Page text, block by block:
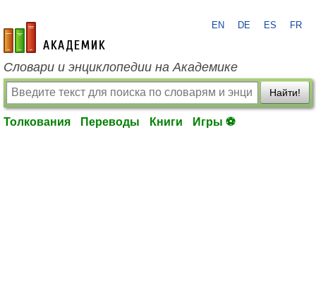
academic.ru
EN DE ES FR
Словари и энциклопедии на Академике
Найти!
Толкования Переводы Книги Игры ⚽